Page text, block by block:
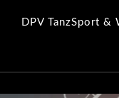
DPV TanzSport &